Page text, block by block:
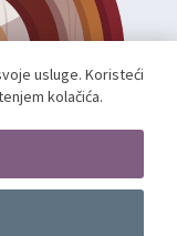
usluge. Koristeći
kolačića.